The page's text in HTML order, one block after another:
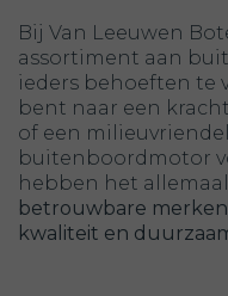
Bij Van Leeuwen
assortiment aan
ieders behoeften te
bent naar een
of een
buitenboordmotor
hebben het
betrouwbare
kwaliteit en